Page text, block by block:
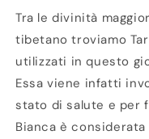
Tra le divinità
tibetano troviamo
utilizzati in questo
Essa viene infatti
stato di salute e per
Bianca è